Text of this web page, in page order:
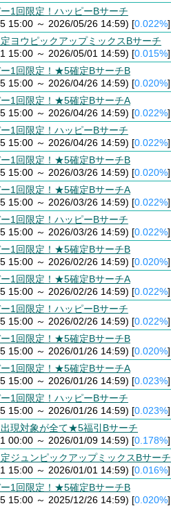
1回限定！ハッピーBサーチ
15:00 ～ 2026/05/26 14:59) [0.022%]
ヨウピックアップミックスBサーチ
15:00 ～ 2026/05/01 14:59) [0.015%]
1回限定！★5確定BサーチB
15:00 ～ 2026/04/26 14:59) [0.020%]
1回限定！★5確定BサーチA
15:00 ～ 2026/04/26 14:59) [0.022%]
1回限定！ハッピーBサーチ
15:00 ～ 2026/04/26 14:59) [0.022%]
1回限定！★5確定BサーチB
15:00 ～ 2026/03/26 14:59) [0.020%]
1回限定！★5確定BサーチA
15:00 ～ 2026/03/26 14:59) [0.022%]
1回限定！ハッピーBサーチ
15:00 ～ 2026/03/26 14:59) [0.022%]
1回限定！★5確定BサーチB
15:00 ～ 2026/02/26 14:59) [0.020%]
1回限定！★5確定BサーチA
15:00 ～ 2026/02/26 14:59) [0.022%]
1回限定！ハッピーBサーチ
15:00 ～ 2026/02/26 14:59) [0.022%]
1回限定！★5確定BサーチB
15:00 ～ 2026/01/26 14:59) [0.020%]
1回限定！★5確定BサーチA
15:00 ～ 2026/01/26 14:59) [0.023%]
1回限定！ハッピーBサーチ
15:00 ～ 2026/01/26 14:59) [0.023%]
現対象が全て★5福引Bサーチ
00:00 ～ 2026/01/09 14:59) [0.178%]
ジュンピックアップミックスBサーチ
15:00 ～ 2026/01/01 14:59) [0.016%]
1回限定！★5確定BサーチB
15:00 ～ 2025/12/26 14:59) [0.020%]